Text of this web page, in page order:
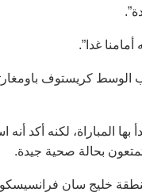
غدا”.
الوسط كريستوف
المباراة، لكنه أكد
بحالة صحية جيدة.
خليج سان